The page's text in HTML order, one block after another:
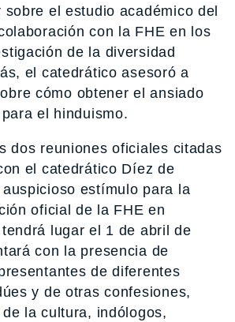
el estudio académico del
con la FHE en los
de la diversidad
el catedrático asesoró a
cómo obtener el ansiado
el hinduismo.
dos reuniones oficiales citadas
el catedrático Díez de
estímulo para la
oficial de la FHE en
lugar el 1 de abril de
con la presencia de
de diferentes
y de otras confesiones,
la cultura, indólogos,